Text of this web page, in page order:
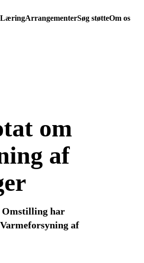
LæringArrangementerSøg støtteOm os
om
af
Omstilling har
af